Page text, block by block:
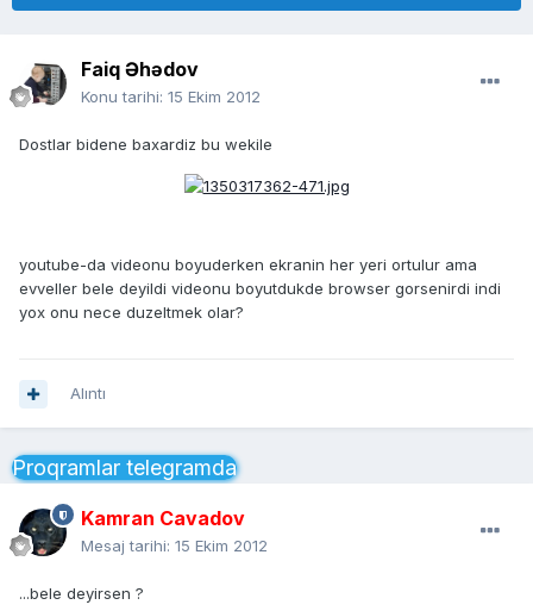
Faiq Əhədov
Konu tarihi: 15 Ekim 2012
Dostlar bidene baxardiz bu wekile
youtube-da videonu boyuderken ekranin her yeri ortulur ama
evveller bele deyildi videonu boyutdukde browser gorsenirdi indi
yox onu nece duzeltmek olar?
Alıntı
Proqramlar telegramda
Kamran Cavadov
Mesaj tarihi: 15 Ekim 2012
...bele deyirsen ?